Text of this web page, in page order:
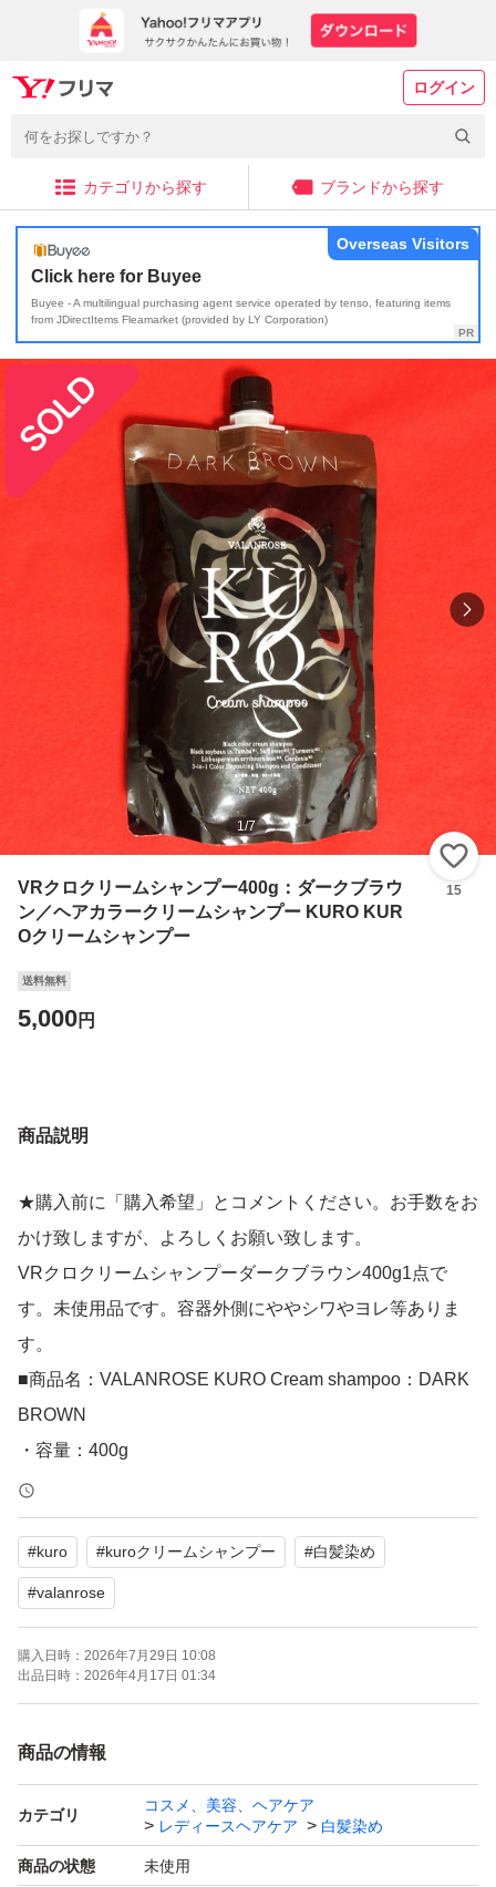
ログイン
カテゴリから探す ブランドから探す
Click here for Buyee
Buyee - A multilingual purchasing agent service operated by tenso, featuring items
from JDirectItems Fleamarket (provided by LY Corporation)
Overseas Visitors
1/7
VRクロクリームシャンプー400g：ダークブラウ
ン／ヘアカラークリームシャンプー KURO KUR
Oクリームシャンプー
15
送料無料
5,000円
商品説明
★購入前に「購入希望」とコメントください。お手数をお
かけ致しますが、よろしくお願い致します。
VRクロクリームシャンプーダークブラウン400g1点で
す。未使用品です。容器外側にややシワやヨレ等ありま
す。
■商品名：VALANROSE KURO Cream shampoo：DARK
BROWN
・容量：400g
・カラー：ダークブラウン
・説明文引用：ヘアカラークリームシャンプー。日本製
(MADE IN JAPAN)。株式会社B.VALANCE。株式会社ヌー
ベルビバ。
#新品 #しんぴん #未使用 #みしよう #VRクロクリームシ
ャンプーダークブラウン #VR #クロクリームシャンプー
ーズ #ばらんろーず #ヴぁらんろーず #VALANROSE #KU
RO #Cream #shampoo #Creamshampoo #DARKBROWN
#DARK #hair #color #haircolorshampoo #colorshampoo #
#kuro #kuroクリームシャンプー #白髪染め
#valanrose
購入日時： 2026年7月29日 10:08
出品日時： 2026年4月17日 01:34
商品の情報
カテゴリ
コスメ、美容、ヘアケア
レディースヘアケア
白髪染め
商品の状態 未使用